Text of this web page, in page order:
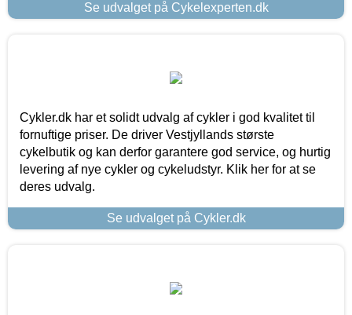
Se udvalget på Cykelexperten.dk
Cykler.dk har et solidt udvalg af cykler i god kvalitet til
fornuftige priser. De driver Vestjyllands største
cykelbutik og kan derfor garantere god service, og hurtig
levering af nye cykler og cykeludstyr. Klik her for at se
deres udvalg.
Se udvalget på Cykler.dk